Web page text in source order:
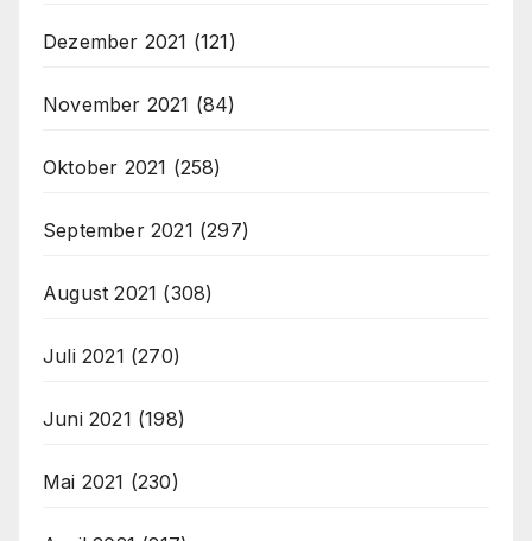
Dezember 2021 (121)
November 2021 (84)
Oktober 2021 (258)
September 2021 (297)
August 2021 (308)
Juli 2021 (270)
Juni 2021 (198)
Mai 2021 (230)